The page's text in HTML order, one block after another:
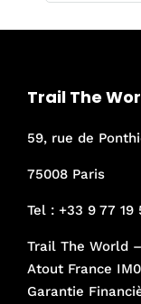
Trail The
59, rue de
75008 Paris
Tel : +33 9 77 19
Trail The World
Atout France
Garantie